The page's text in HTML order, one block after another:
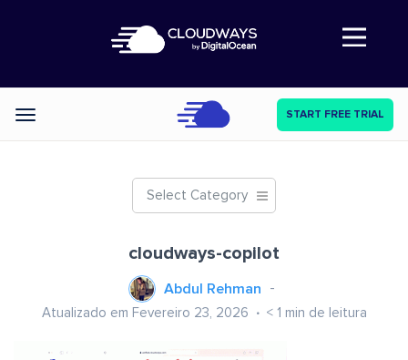
Abre a navegação
Categories START FREE TRIAL
Select Category
cloudways-copilot
Abdul Rehman
Atualizado em Fevereiro 23, 2026 < 1 min de leitura